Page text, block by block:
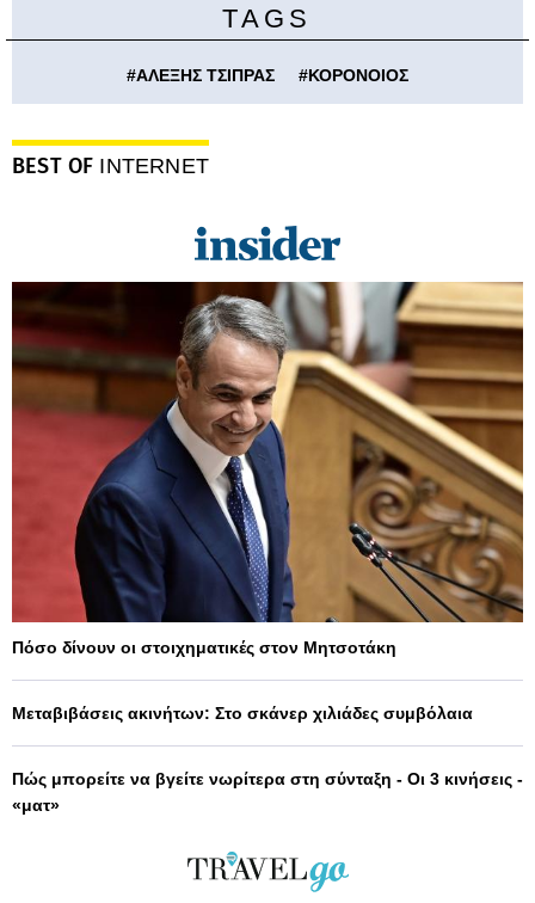
TAGS
#ΑΛΕΞΗΣ ΤΣΙΠΡΑΣ #ΚΟΡΟΝΟΙΟΣ
BEST OF INTERNET
Πόσο δίνουν οι στοιχηματικές στον Μητσοτάκη
Μεταβιβάσεις ακινήτων: Στο σκάνερ χιλιάδες συμβόλαια
Πώς μπορείτε να βγείτε νωρίτερα στη σύνταξη - Οι 3 κινήσεις -
«ματ»